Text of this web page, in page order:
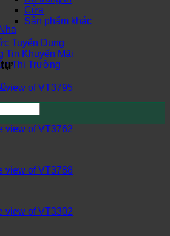
Cửa
Sản phẩm khác
Tuyển Dụng
Tin Khuyến Mãi
Thị Trường